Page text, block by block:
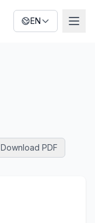
EN
Download PDF